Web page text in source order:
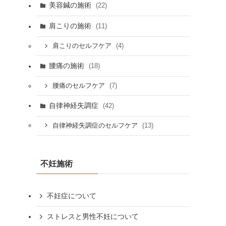
美容鍼の施術 (22)
肩こりの施術 (11)
肩こりのセルフケア (4)
腰痛の施術 (18)
腰痛のセルフケア (7)
自律神経失調症 (42)
自律神経失調症のセルフケア (13)
不妊施術
不妊症について
ストレスと男性不妊について